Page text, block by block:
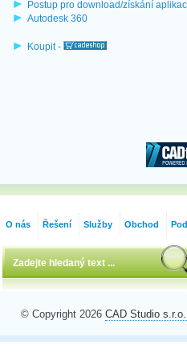
Postup pro download/získání
Autodesk 360
Koupit -
O nás Řešení Služby Obchod
© Copyright 2026 CAD Studio